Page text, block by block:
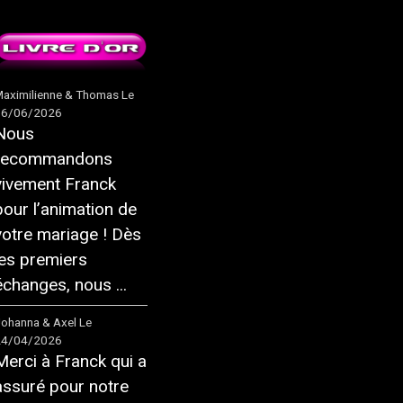
& Thomas Le
06/2026
Franck
l’animation de
mariage ! Dès
premiers
nous ...
& Axel Le
04/2026
à Franck qui a
pour notre